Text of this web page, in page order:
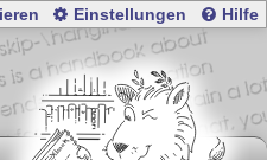
Einstellungen Hilfe